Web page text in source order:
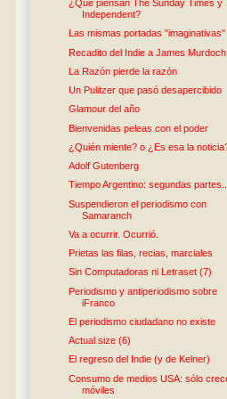
¿Qué piensan The Sunday Times y
Independent?
Las mismas portadas "imaginativas"
Recadito del Indie a James Murdoch
La Razón pierde la razón
Un Pulitzer que pasó desapercibido
Glamour del año
Bienvenidas peleas con el poder
¿Quién miente? o ¿Es esa la
Adolf Gutenberg
Tiempo Argentino: segundas partes...
Suspendieron el periodismo con
Samaranch
Va a ocurrir. Ocurrió.
Prietas las filas, recias, marciales
Sin Computadoras ni Letraset (7)
Periodismo y antiperiodismo sobre
iFranco
El periodismo ciudadano no existe
Actual size (6)
El regreso del Indie (y de Kelner)
Consumo de medios USA: sólo
móviles